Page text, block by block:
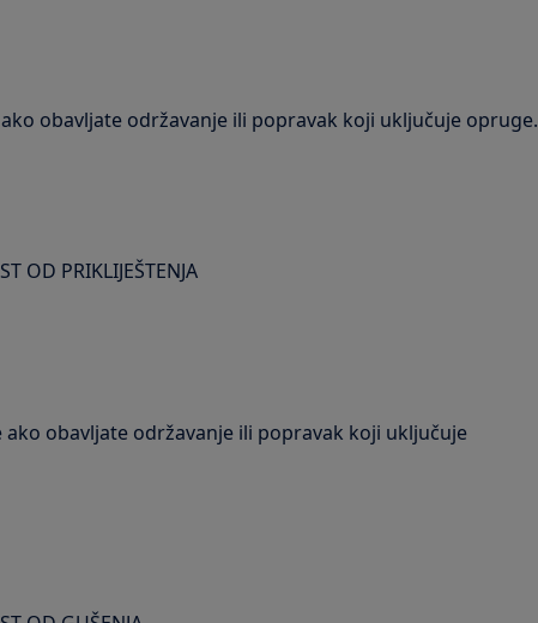
obavljate održavanje ili popravak koji uključuje opruge.
OD PRIKLIJEŠTENJA
obavljate održavanje ili popravak koji uključuje